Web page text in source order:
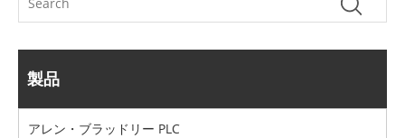
製品
アレン・ブラッドリー PLC